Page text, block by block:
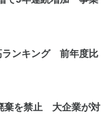
ランキング 前年度比
棄を禁止 大企業が対